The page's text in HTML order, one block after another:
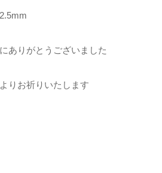
ありがとうございました
りお祈りいたします